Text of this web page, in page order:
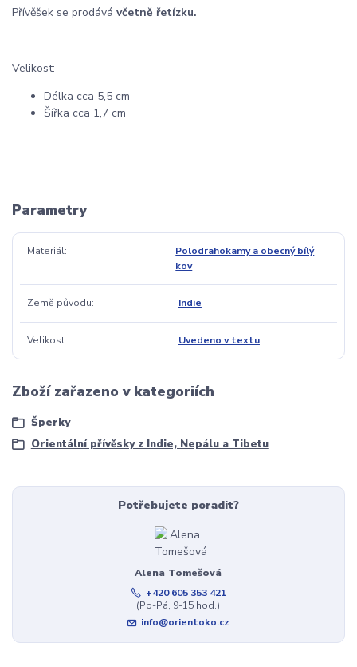
Přívěšek se prodává včetně řetízku.
Velikost:
Délka cca 5,5 cm
Šířka cca 1,7 cm
Parametry
Materiál
Polodrahokamy a obecný bílý
kov
Země původu Indie
Velikost Uvedeno v textu
Zboží zařazeno v kategoriích
Šperky
Orientální přívěsky z Indie, Nepálu a Tibetu
Potřebujete poradit?
Alena Tomešová
+420 605 353 421
(Po-Pá, 9-15 hod.)
info@orientoko.cz